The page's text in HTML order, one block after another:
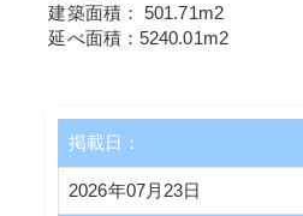
建築面積： 501.71m2
延べ面積：5240.01m2
掲載日：
2026年07月23日